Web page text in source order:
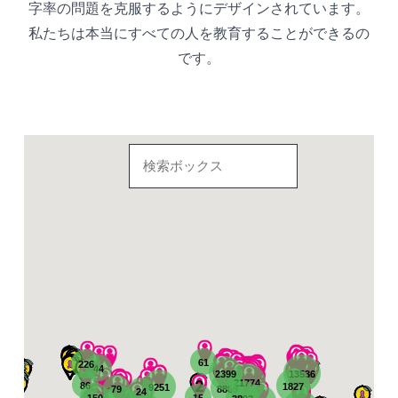
字率の問題を克服するようにデザインされています。
私たちは本当にすべての人を教育することができるの
です。
5
3
6 32
12 2
4
3
12
5
4
2
2
3
2
4
2
2 6
6
8
2
2
9
4
11
2
54 3
2
2
3
42
2
2
2
2 2
2
4 2
35
8
2
232
2 2
2
46
3
2
2
13
22
2 2
4 2 2
13
2
5
14
5
4
4
102
5
7
2
4
8
6 2
2
2
3
2
3
82
8
32
2 22
2
3 2
2
2
2
3
2
2
2 2
3
2
3
22
2
2 2
4
5
3 2
2
2
6
8889
86 21774
13536
9251
2399
44
24 1827
79
61
226